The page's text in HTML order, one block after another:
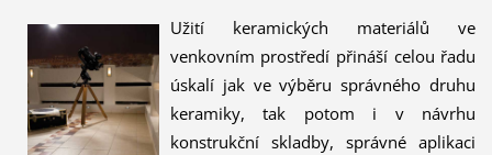
Užití keramických materiálů ve
venkovním prostředí přináší celou řadu
úskalí jak ve výběru správného druhu
keramiky, tak potom i v návrhu
konstrukční skladby, správné aplikaci